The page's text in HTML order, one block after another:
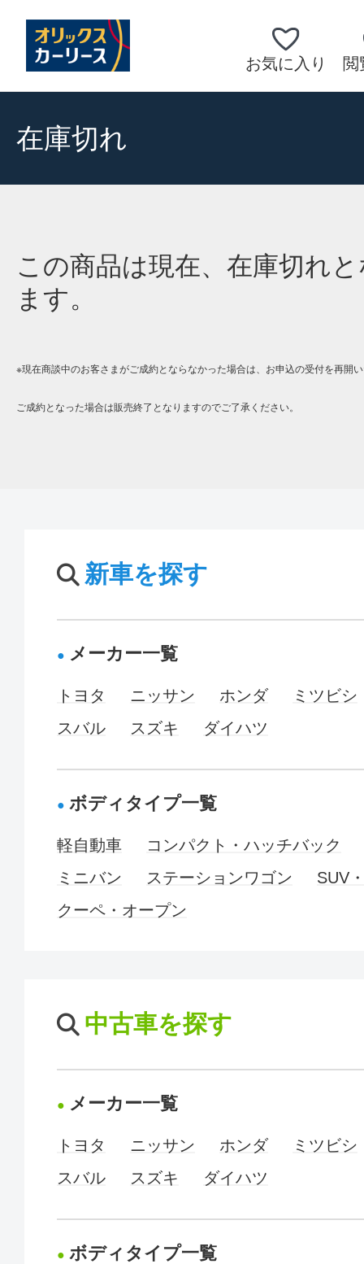
お気に入り 閲
在庫切れ
この商品は現在、在庫切れ
ます。
※現在商談中のお客さまがご成約とならなかった場合は、お申込の受付を再開
ご成約となった場合は販売終了となりますのでご了承ください。
新車を探す
メーカー一覧
トヨタ ニッサン ホンダ
ミツビシ
スバル
スズキ ダイハツ
ボディタイプ一覧
軽自動車
コンパクト・ハッチバック
ミニバン
ステーションワゴン
SUV
クーペ・オープン
中古車を探す
メーカー一覧
トヨタ ニッサン ホンダ
ミツビシ
スバル
スズキ ダイハツ
ボディタイプ一覧